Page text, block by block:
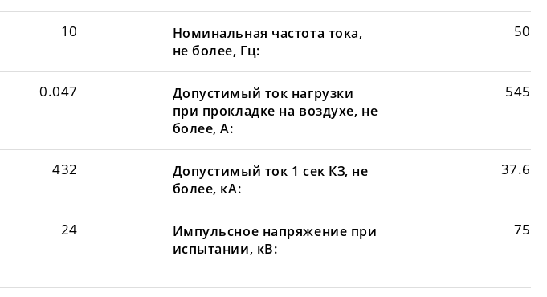
10
Номинальная частота тока,
не более, Гц:
50
0.047
Допустимый ток нагрузки
при прокладке на воздухе, не
более, А:
545
432
Допустимый ток 1 сек КЗ, не
более, кА:
37.6
24
Импульсное напряжение при
испытании, кВ:
75